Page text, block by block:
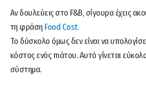
Αν δουλεύεις στο F&B, σίγουρα έχεις
τη φράση Food Cost.
Το δύσκολο όμως δεν είναι να
κόστος ενός πιάτου. Αυτό γίνεται
σύστημα.